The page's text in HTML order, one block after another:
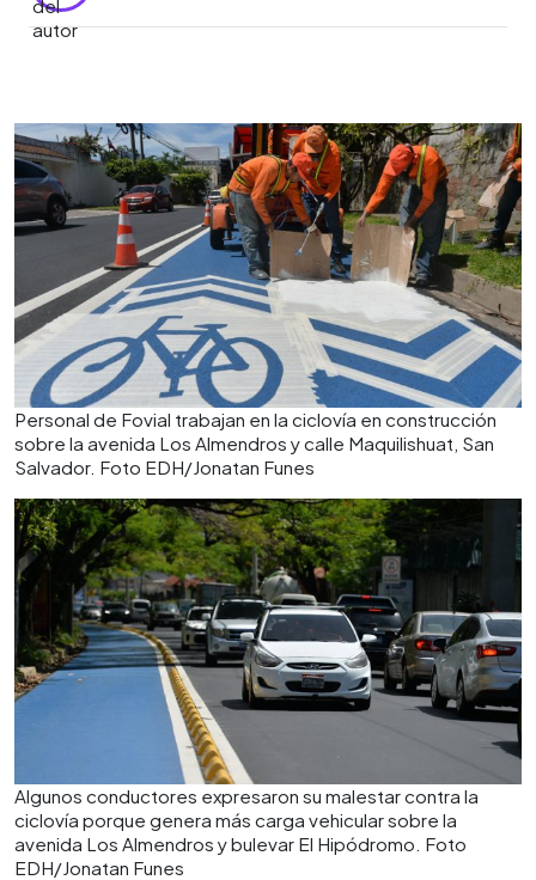
► Escuchar artículo
Personal de Fovial trabajan en la ciclovía en construcción
sobre la avenida Los Almendros y calle Maquilishuat, San
Salvador. Foto EDH/Jonatan Funes
Algunos conductores expresaron su malestar contra la
ciclovía porque genera más carga vehicular sobre la
avenida Los Almendros y bulevar El Hipódromo. Foto
EDH/Jonatan Funes